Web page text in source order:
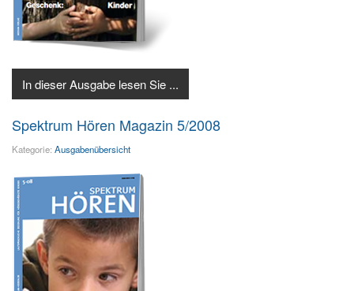
In dieser Ausgabe lesen Sie ...
Spektrum Hören Magazin 5/2008
Kategorie: Ausgabenübersicht